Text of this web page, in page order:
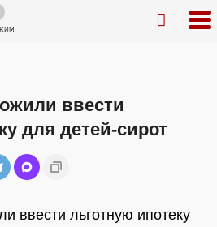
ввести
для детей-сирот
ввести льготную ипотеку